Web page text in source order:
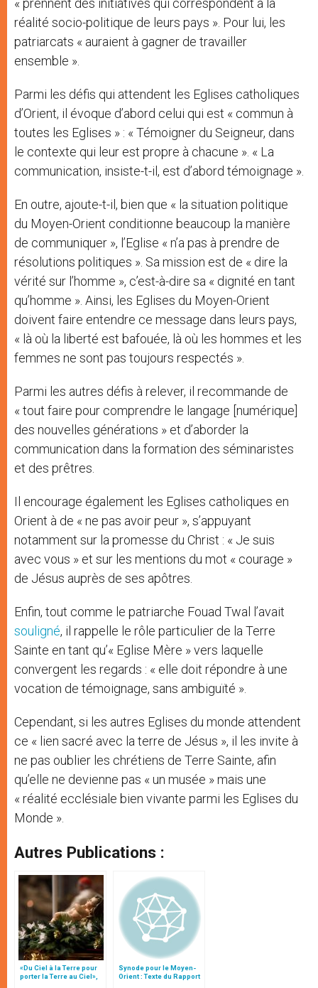
« prennent des initiatives qui correspondent à la
réalité socio-politique de leurs pays ». Pour lui, les
patriarcats « auraient à gagner de travailler
ensemble ».
Parmi les défis qui attendent les Eglises catholiques
d’Orient, il évoque d’abord celui qui est « commun à
toutes les Eglises » : « Témoigner du Seigneur, dans
le contexte qui leur est propre à chacune ». « La
communication, insiste-t-il, est d’abord témoignage ».
En outre, ajoute-t-il, bien que « la situation politique
du Moyen-Orient conditionne beaucoup la manière
de communiquer », l’Eglise « n’a pas à prendre de
résolutions politiques ». Sa mission est de « dire la
vérité sur l’homme », c’est-à-dire sa « dignité en tant
qu’homme ». Ainsi, les Eglises du Moyen-Orient
doivent faire entendre ce message dans leurs pays,
« là où la liberté est bafouée, là où les hommes et les
femmes ne sont pas toujours respectés ».
Parmi les autres défis à relever, il recommande de
« tout faire pour comprendre le langage [numérique]
des nouvelles générations » et d’aborder la
communication dans la formation des séminaristes
et des prêtres.
Il encourage également les Eglises catholiques en
Orient à de « ne pas avoir peur », s’appuyant
notamment sur la promesse du Christ : « Je suis
avec vous » et sur les mentions du mot « courage »
de Jésus auprès de ses apôtres.
Enfin, tout comme le patriarche Fouad Twal l’avait
souligné, il rappelle le rôle particulier de la Terre
Sainte en tant qu’« Eglise Mère » vers laquelle
convergent les regards : « elle doit répondre à une
vocation de témoignage, sans ambiguïté ».
Cependant, si les autres Eglises du monde attendent
ce « lien sacré avec la terre de Jésus », il les invite à
ne pas oublier les chrétiens de Terre Sainte, afin
qu’elle ne devienne pas « un musée » mais une
« réalité ecclésiale bien vivante parmi les Eglises du
Monde ».
Autres Publications :
«Du Ciel à la Terre pour
porter la Terre au Ciel»,
Synode pour le Moyen-
Orient : Texte du Rapport